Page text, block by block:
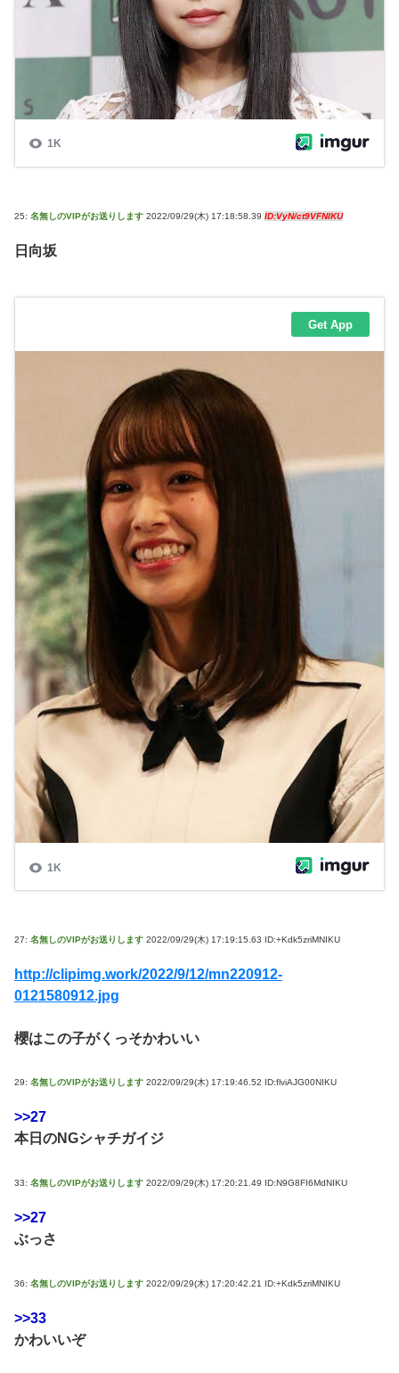
25: 名無しのVIPがお送りします 2022/09/29(木) 17:18:58.39 ID:VyN/ct9VFNIKU
日向坂
27: 名無しのVIPがお送りします 2022/09/29(木) 17:19:15.63 ID:+Kdk5zriMNIKU
http://clipimg.work/2022/9/12/mn220912-
0121580912.jpg
櫻はこの子がくっそかわいい
29: 名無しのVIPがお送りします 2022/09/29(木) 17:19:46.52 ID:flviAJG00NIKU
>>27
本日のNGシャチガイジ
33: 名無しのVIPがお送りします 2022/09/29(木) 17:20:21.49 ID:N9G8FI6MdNIKU
>>27
ぶっさ
36: 名無しのVIPがお送りします 2022/09/29(木) 17:20:42.21 ID:+Kdk5zriMNIKU
>>33
かわいいぞ